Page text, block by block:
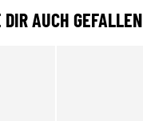
DIR AUCH GEFALLEN